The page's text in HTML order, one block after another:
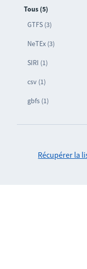
Tous (5)
GTFS (3)
NeTEx (3)
SIRI (1)
csv (1)
gbfs (1)
Récupérer la